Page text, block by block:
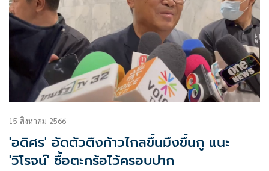
15 สิงหาคม 2566
'อดิศร' อัดตัวตึงก้าวไกลขึ้นมึงขึ้นกู แนะ
'วิโรจน์' ซื้อตะกร้อไว้ครอบปาก